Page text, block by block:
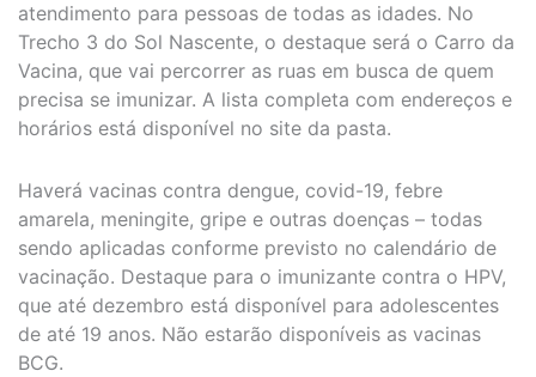
atendimento para pessoas de todas as idades. No
Trecho 3 do Sol Nascente, o destaque será o Carro da
Vacina, que vai percorrer as ruas em busca de quem
precisa se imunizar. A lista completa com endereços e
horários está disponível no site da pasta.
Haverá vacinas contra dengue, covid-19, febre
amarela, meningite, gripe e outras doenças – todas
sendo aplicadas conforme previsto no calendário de
vacinação. Destaque para o imunizante contra o HPV,
que até dezembro está disponível para adolescentes
de até 19 anos. Não estarão disponíveis as vacinas
BCG.